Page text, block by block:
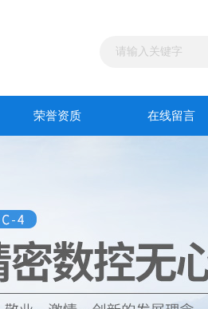
荣誉资质 在线留言